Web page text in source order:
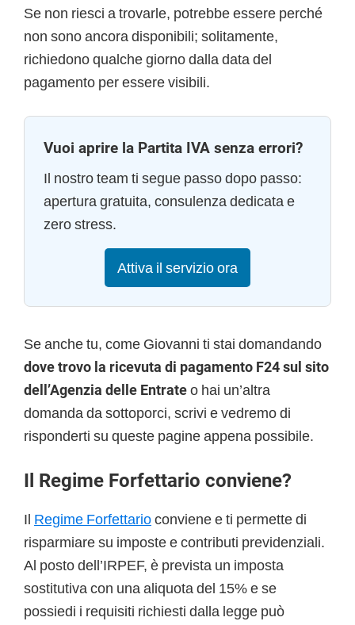
Se non riesci a trovarle, potrebbe essere perché
non sono ancora disponibili; solitamente,
richiedono qualche giorno dalla data del
pagamento per essere visibili.
Vuoi aprire la Partita IVA senza errori?
Il nostro team ti segue passo dopo passo:
apertura gratuita, consulenza dedicata e
zero stress.
Attiva il servizio ora
Se anche tu, come Giovanni ti stai domandando
dove trovo la ricevuta di pagamento F24 sul sito
dell’Agenzia delle Entrateo hai un’altra
domanda da sottoporci, scrivi e vedremo di
risponderti su queste pagine appena possibile.
Il Regime Forfettario conviene?
Il Regime Forfettarioconviene e ti permette di
risparmiare su imposte e contributi previdenziali.
Al posto dell’IRPEF, è prevista un imposta
sostitutiva con una aliquota del 15% e se
possiedi i requisiti richiesti dalla legge può